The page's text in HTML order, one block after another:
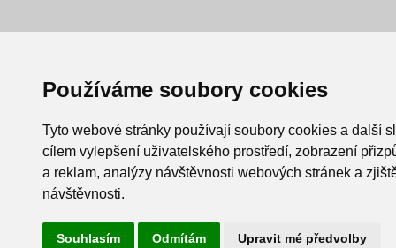
Používáme soubory cookies
Tyto webové stránky používají soubory cookies a další
cílem vylepšení uživatelského prostředí, zobrazení
a reklam, analýzy návštěvnosti webových stránek a
návštěvnosti.
Souhlasím Odmítám Upravit mé předvolby